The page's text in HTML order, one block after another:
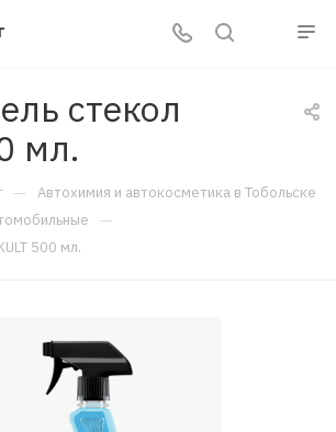
стекол
мл.
— Автохимия и автокосметика в Тобольске
—
500 мл.